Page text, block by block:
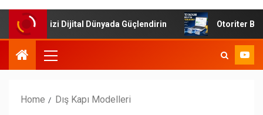
İşletmenizi Dijital Dünyada Güçlendirin Otoriter
Home Dış Kapı Modelleri